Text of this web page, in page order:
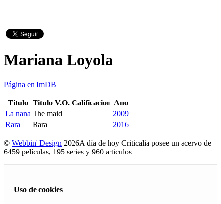
Mariana Loyola
Página en ImDB
Titulo Titulo V.O. Calificacion Ano
La nana The maid
2009
Rara
Rara 2016
© Webbin' Design 2026A día de hoy Criticalia posee un acervo de
6459 películas, 195 series y 960 articulos
Uso de cookies